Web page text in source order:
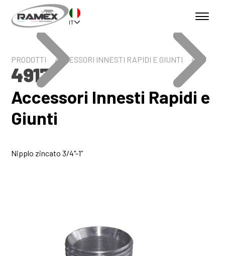
IT
PRODOTTI ACCESSORI INNESTI RAPIDI E GIUNTI 4917
4917
Accessori Innesti Rapidi e
Giunti
Nipplo zincato 3/4"-1”